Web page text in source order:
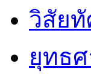
วิสัย
ยุทธ